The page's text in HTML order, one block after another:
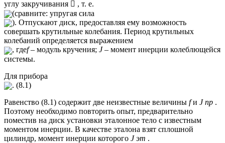
углу закручивания  , т. е.
(сравните: упругая сила
). Отпускают диск, предоставляя ему возможность
совершать крутильные колебания. Период крутильных
колебаний определяется выражением
, гдеf– модуль кручения; J– момент инерции колеблющейся
системы.
Для прибора
. (8.1)
Равенство (8.1) содержит две неизвестные величины fи Jпр .
Поэтому необходимо повторить опыт, предварительно
поместив на диск установки эталонное тело с известным
моментом инерции. В качестве эталона взят сплошной
цилиндр, момент инерции которого Jэт .